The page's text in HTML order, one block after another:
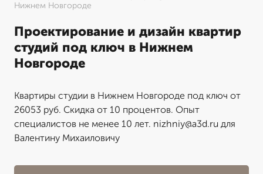
Нижнем Новгороде
Проектирование и дизайн квартир
студий под ключ в Нижнем
Новгороде
Квартиры студии в Нижнем Новгороде под ключ от
26053 руб. Скидка от 10 процентов. Опыт
специалистов не менее 10 лет. nizhniy@a3d.ru для
Валентину Михаиловичу